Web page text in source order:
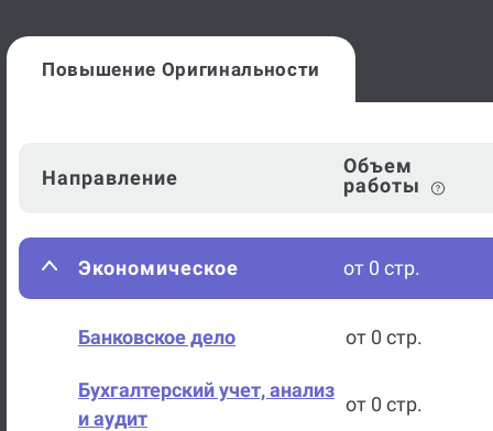
Повышение Оригинальности
Направление
Объем
работы
Экономическое от 0 стр.
Банковское дело от 0 стр.
Бухгалтерский учет, анализ
и аудит
от 0 стр.